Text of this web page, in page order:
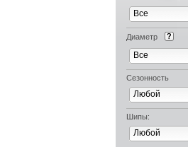
Все
Диаметр
Все
Сезонность
Любой
Шипы:
Любой